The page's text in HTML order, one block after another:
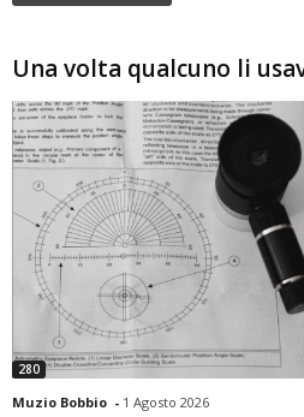
Una volta qualcuno li
280
Muzio Bobbio - 1 Agosto 2026